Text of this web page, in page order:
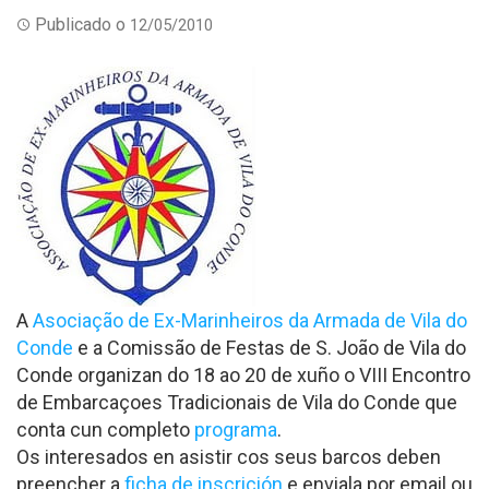
Publicado o 12/05/2010
AAsociação de Ex-Marinheiros da Armada de Vila do
Conde e a Comissão de Festas de S. João de Vila do
Conde organizan do 18 ao 20 de xuño o VIII Encontro
de Embarcaçoes Tradicionais de Vila do Conde que
conta cun completo programa.
Os interesados en asistir cos seus barcos deben
preencher a ficha de inscrición e enviala por email ou